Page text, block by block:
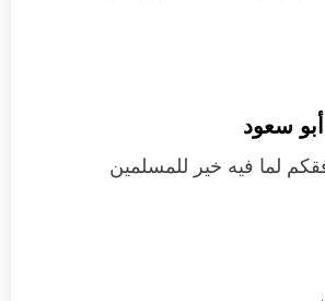
سعود
لما فيه خير للمسلمين